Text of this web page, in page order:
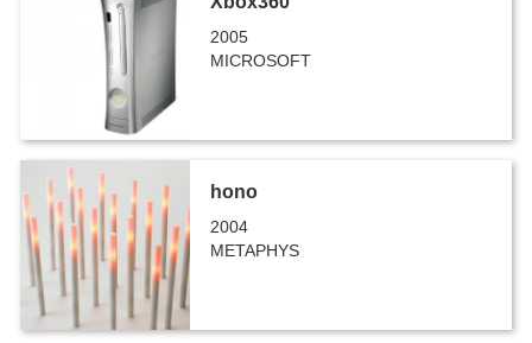
2005
MICROSOFT
hono
2004
METAPHYS